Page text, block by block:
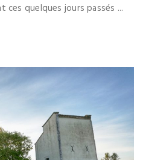
ces quelques jours passés ...